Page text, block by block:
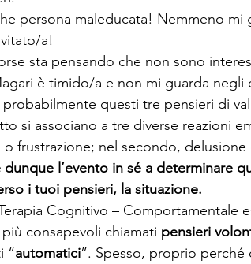
persona maleducata! Nemmeno
a!
sta pensando che non sono
è timido/a e non mi guarda negli
questi tre pensieri di
si associano a tre diverse reazioni
o frustrazione; nel secondo, delusione
dunque l’evento in sé a determinare
i tuoi pensieri, la situazione.
Cognitivo – Comportamentale
consapevoli chiamati pensieri
“automatici”. Spesso, proprio perché